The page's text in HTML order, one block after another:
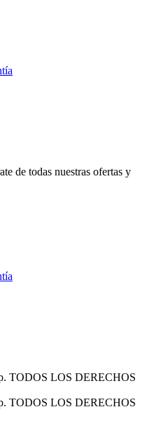
de todas nuestras ofertas y
TODOS LOS DERECHOS
TODOS LOS DERECHOS